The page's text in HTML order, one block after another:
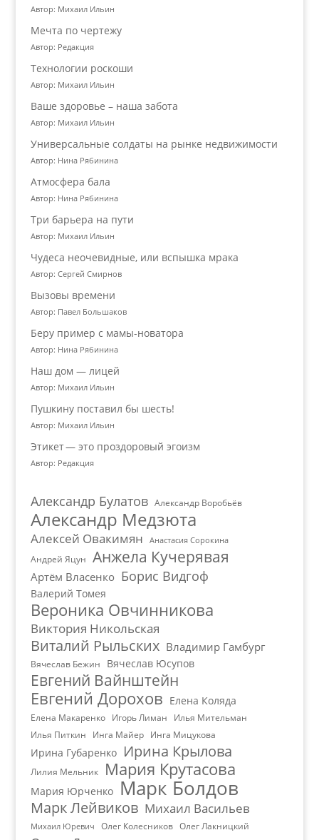
Автор: Михаил Ильин
Мечта по чертежу
Автор: Редакция
Технологии роскоши
Автор: Михаил Ильин
Ваше здоровье – наша забота
Автор: Михаил Ильин
Универсальные солдаты на рынке недвижимости
Автор: Нина Рябинина
Атмосфера бала
Автор: Нина Рябинина
Три барьера на пути
Автор: Михаил Ильин
Чудеса неочевидные, или вспышка мрака
Автор: Сергей Смирнов
Вызовы времени
Автор: Павел Большаков
Беру пример с мамы-новатора
Автор: Нина Рябинина
Наш дом — лицей
Автор: Михаил Ильин
Пушкину поставил бы шесть!
Автор: Михаил Ильин
Этикет — это проздоровый эгоизм
Автор: Редакция
Александр Булатов Александр Воробьёв
Александр Медзюта
Алексей Овакимян Анастасия Сорокина
Андрей Яцун Анжела Кучерявая
Артём Власенко Борис Видгоф
Валерий Томея
Вероника Овчинникова
Виктория Никольская
Виталий Рыльских Владимир Гамбург
Вячеслав Бежин Вячеслав Юсупов
Евгений Вайнштейн
Евгений Дорохов Елена Коляда
Елена Макаренко Игорь Лиман
Илья Мительман
Илья Питкин
Инга Майер Инга Мицукова
Ирина Губаренко Ирина Крылова
Лилия Мельник Мария Крутасова
Мария Юрченко Марк Болдов
Марк Лейвиков Михаил Васильев
Михаил Юревич Олег Колесников Олег Лакницкий